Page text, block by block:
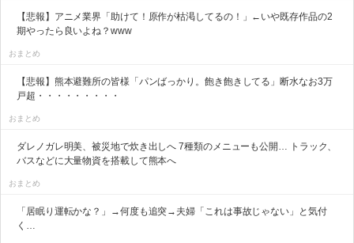
【悲報】アニメ業界「助けて！原作が枯渇してるの！」←いや既存作品の2
期やったら良いよね？www
おまとめ
【悲報】熊本避難所の皆様「パンばっかり。飽き飽きしてる」断水なお3万
戸超・・・・・・・・・
おまとめ
ダレノガレ明美、被災地で炊き出しへ 7種類のメニューも公開… トラック、
バスなどに大量物資を搭載して熊本へ
おまとめ
「居眠り運転かな？」→何度も追突→夫婦「これは事故じゃない」と気付
く…